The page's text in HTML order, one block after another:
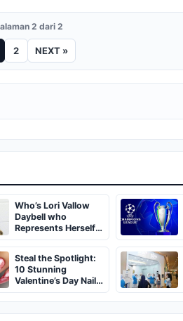
2 dari 2
2 NEXT »
Who’s Lori Vallow
Daybell who
Represents Herself
in Fourth Husband's
Murder Trial
Steal the Spotlight:
10 Stunning
Valentine’s Day Nail
Ideas You’ll Love!